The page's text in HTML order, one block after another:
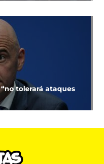
tolerará ataques